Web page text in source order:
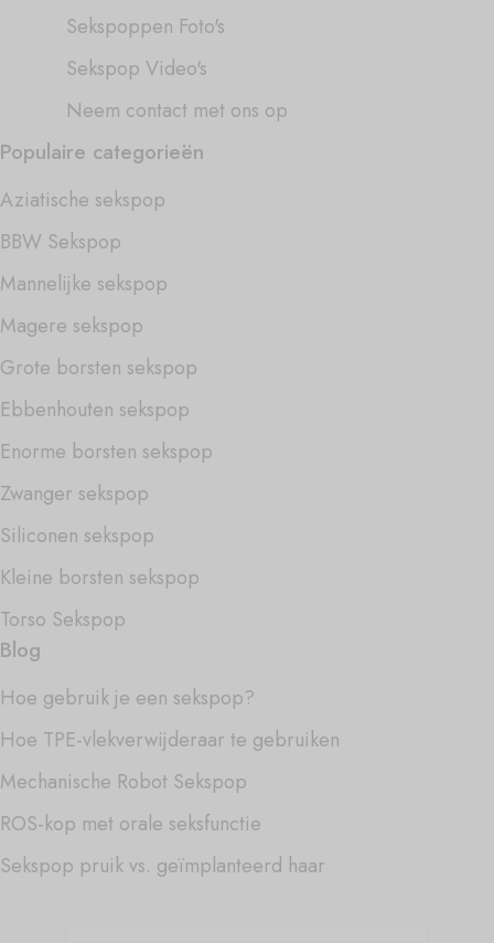
Sekspoppen Foto's
Sekspop Video's
Neem contact met ons op
Populaire categorieën
Aziatische sekspop
BBW Sekspop
Mannelijke sekspop
Magere sekspop
Grote borsten sekspop
Ebbenhouten sekspop
Enorme borsten sekspop
Zwanger sekspop
Siliconen sekspop
Kleine borsten sekspop
Torso Sekspop
Blog
Hoe gebruik je een sekspop?
Hoe TPE-vlekverwijderaar te gebruiken
Mechanische Robot Sekspop
ROS-kop met orale seksfunctie
Sekspop pruik vs. geïmplanteerd haar